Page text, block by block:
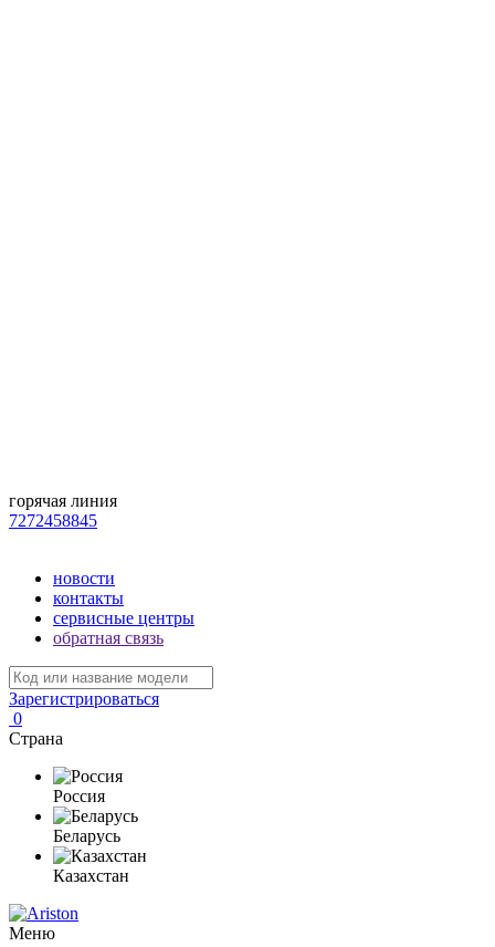
горячая линия
7272458845
новости
контакты
сервисные центры
обратная связь
Зарегистрироваться
0
Страна
Россия
Беларусь
Казахстан
Меню